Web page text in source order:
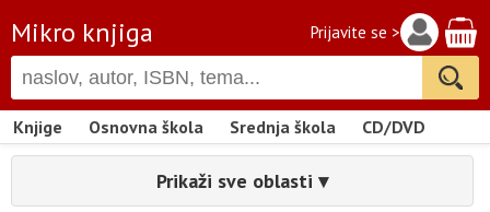
Mikro knjiga Prijavite se >
Knjige Osnovna škola Srednja škola CD/DVD
Prikaži sve oblasti ▾